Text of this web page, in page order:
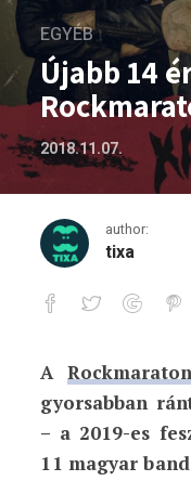
EGYÉB
Újabb 14
2018.11.07.
author:
tixa
Újabb 14
A Rockmaraton
gyorsabban
– a 2019-es
11 magyar